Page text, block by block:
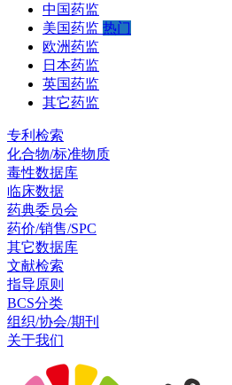
中国药监
美国药监 热门
欧洲药监
日本药监
英国药监
其它药监
专利检索
化合物/标准物质
毒性数据库
临床数据
药典委员会
药价/销售/SPC
其它数据库
文献检索
指导原则
BCS分类
组织/协会/期刊
关于我们